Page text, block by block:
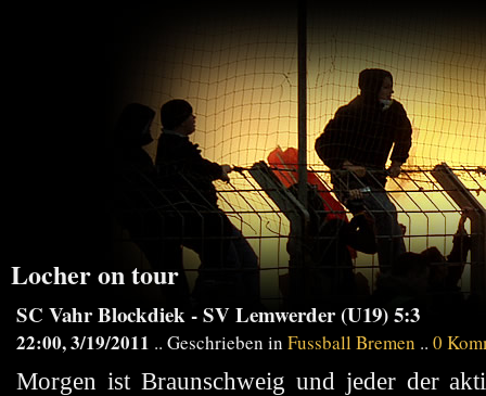
Locher on tour
SC Vahr Blockdiek - SV Lemwerder (U19) 5:3
22:00, 3/19/2011 .. Geschrieben in Fussball Bremen .. 0
Morgen ist Braunschweig und jeder der